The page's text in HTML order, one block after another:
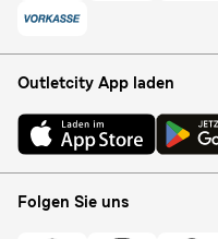
Outletcity App laden
Folgen Sie uns